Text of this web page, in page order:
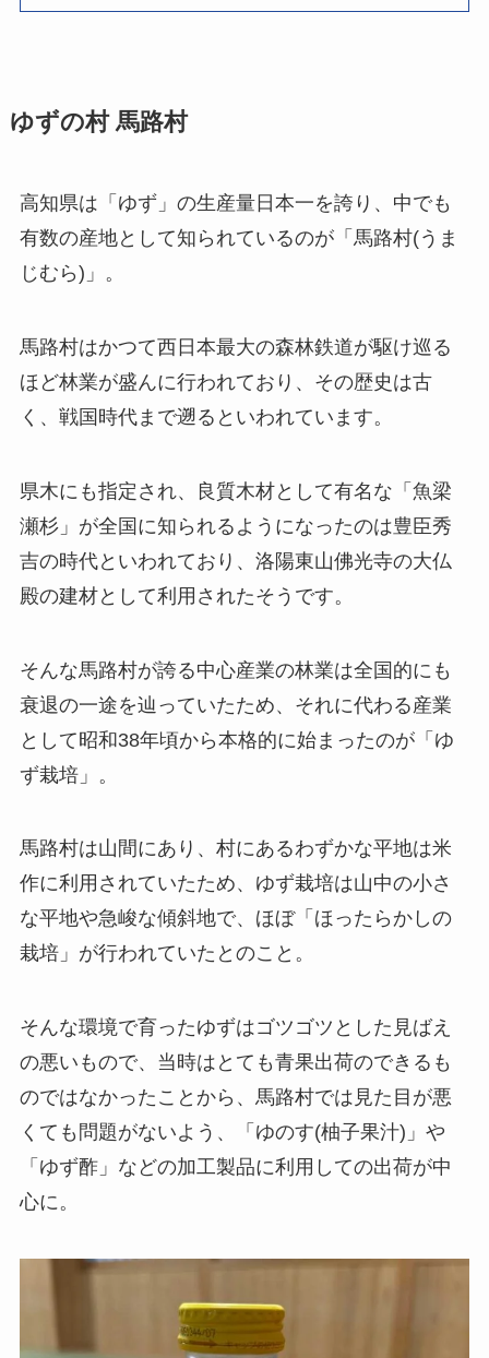
ゆずの村 馬路村
高知県は「ゆず」の生産量日本一を誇り、中でも
有数の産地として知られているのが「馬路村(うま
じむら)」。
馬路村はかつて西日本最大の森林鉄道が駆け巡る
ほど林業が盛んに行われており、その歴史は古
く、戦国時代まで遡るといわれています。
県木にも指定され、良質木材として有名な「魚梁
瀬杉」が全国に知られるようになったのは豊臣秀
吉の時代といわれており、洛陽東山佛光寺の大仏
殿の建材として利用されたそうです。
そんな馬路村が誇る中心産業の林業は全国的にも
衰退の一途を辿っていたため、それに代わる産業
として昭和38年頃から本格的に始まったのが「ゆ
ず栽培」。
馬路村は山間にあり、村にあるわずかな平地は米
作に利用されていたため、ゆず栽培は山中の小さ
な平地や急峻な傾斜地で、ほぼ「ほったらかしの
栽培」が行われていたとのこと。
そんな環境で育ったゆずはゴツゴツとした見ばえ
の悪いもので、当時はとても青果出荷のできるも
のではなかったことから、馬路村では見た目が悪
くても問題がないよう、「ゆのす(柚子果汁)」や
「ゆず酢」などの加工製品に利用しての出荷が中
心に。